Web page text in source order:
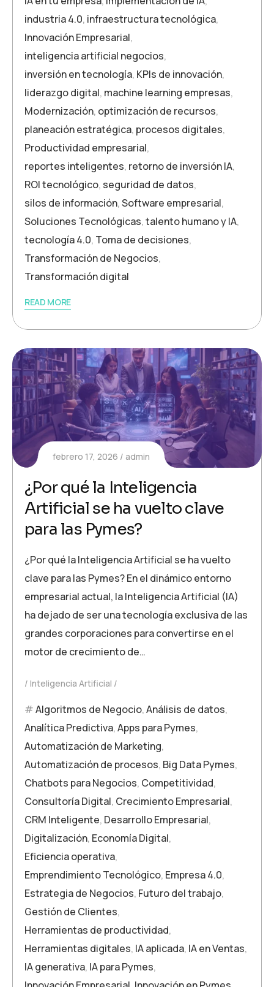
industria 4.0, infraestructura tecnológica,
Innovación Empresarial,
inteligencia artificial negocios,
inversión en tecnología, KPIs de innovación,
liderazgo digital, machine learning empresas,
Modernización, optimización de recursos,
planeación estratégica, procesos digitales,
Productividad empresarial,
reportes inteligentes, retorno de inversión IA,
ROI tecnológico, seguridad de datos,
silos de información,Software empresarial,
Soluciones Tecnológicas,talento humano y IA,
tecnología 4.0, Toma de decisiones,
Transformación de Negocios,
Transformación digital
READ MORE
febrero 17, 2026 admin
¿Por qué la Inteligencia
Artificial se ha vuelto clave
para las Pymes?
¿Por qué la Inteligencia Artificial se ha vuelto
clave para las Pymes? En el dinámico entorno
empresarial actual, la Inteligencia Artificial (IA)
ha dejado de ser una tecnología exclusiva de las
grandes corporaciones para convertirse en el
motor de crecimiento de…
Inteligencia Artificial
Algoritmos de Negocio,Análisis de datos,
Analítica Predictiva,Apps para Pymes,
Automatización de Marketing,
Automatización de procesos, Big Data Pymes,
Chatbots para Negocios, Competitividad,
Consultoría Digital, Crecimiento Empresarial,
CRM Inteligente, Desarrollo Empresarial,
Digitalización, Economía Digital,
Eficiencia operativa,
Emprendimiento Tecnológico, Empresa 4.0,
Estrategia de Negocios, Futuro del trabajo,
Gestión de Clientes,
Herramientas de productividad,
Herramientas digitales, IA aplicada, IA en Ventas,
IA generativa, IA para Pymes,